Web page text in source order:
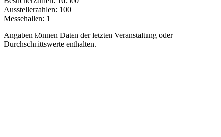
Ausstellerzahlen: 100
Messehallen: 1
Angaben können Daten der letzten Veranstaltung oder
Durchschnittswerte enthalten.